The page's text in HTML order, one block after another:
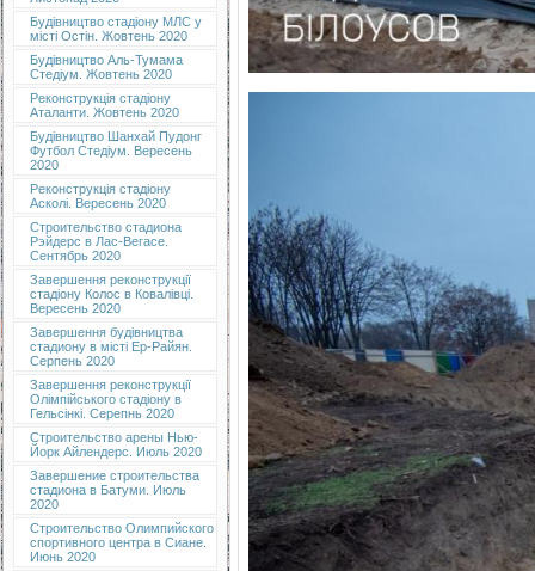
Будівництво стадіону МЛС у
місті Остін. Жовтень 2020
Будівництво Аль-Тумама
Стедіум. Жовтень 2020
Реконструкція стадіону
Аталанти. Жовтень 2020
Будівництво Шанхай Пудонг
Футбол Стедіум. Вересень
2020
Реконструкція стадіону
Асколі. Вересень 2020
Строительство стадиона
Рэйдерс в Лас-Вегасе.
Сентябрь 2020
Завершення реконструкції
стадіону Колос в Ковалівці.
Вересень 2020
Завершення будівництва
стадиону в місті Ер-Райян.
Серпень 2020
Завершення реконструкції
Олімпійського стадіону в
Гельсінкі. Серепнь 2020
Строительство арены Нью-
Йорк Айлендерс. Июль 2020
Завершение строительства
стадиона в Батуми. Июль
2020
Строительство Олимпийского
спортивного центра в Сиане.
Июнь 2020